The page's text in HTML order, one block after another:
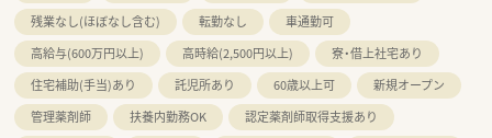
残業なし(ほぼなし含む)
転勤なし
車通勤可
高給与(600万円以上)
高時給(2,500円以上)
寮・借上社宅あり
住宅補助(手当)あり
託児所あり 60歳以上可
新規オープン
管理薬剤師
扶養内勤務OK
認定薬剤師取得支援あり